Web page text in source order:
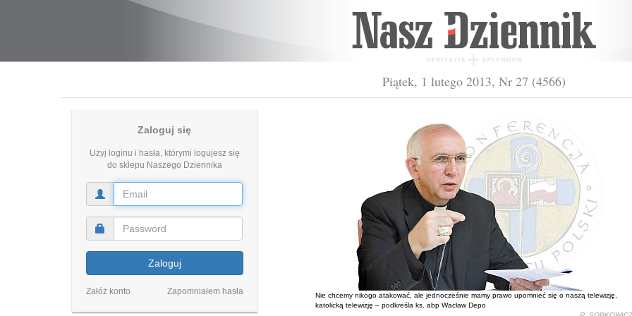
Piątek, 1 lutego 2013, Nr 27 (4566)
Zaloguj się
Użyj loginu i hasła, którymi logujesz się
do sklepu Naszego Dziennika
Zaloguj
Załóż konto Zapomniałem hasła
Nie chcemy nikogo atakować, ale jednocześnie mamy prawo upomnieć się o naszą telewizję,
katolicką telewizję – podkreśla ks. abp Wacław Depo